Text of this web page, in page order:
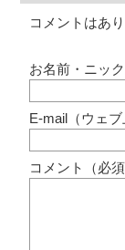
コメントはあり
お名前・ニッ
E-mail（ウェブ
コメント（必須